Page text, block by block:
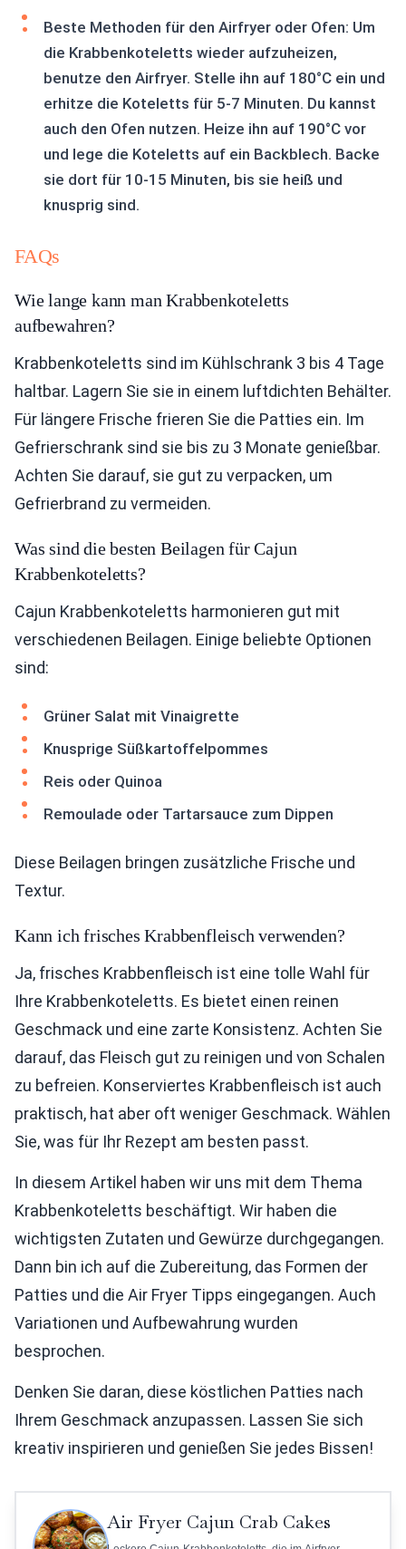
Beste Methoden für den Airfryer oder Ofen: Um
die Krabbenkoteletts wieder aufzuheizen,
benutze den Airfryer. Stelle ihn auf 180°C ein und
erhitze die Koteletts für 5-7 Minuten. Du kannst
auch den Ofen nutzen. Heize ihn auf 190°C vor
und lege die Koteletts auf ein Backblech. Backe
sie dort für 10-15 Minuten, bis sie heiß und
knusprig sind.
FAQs
Wie lange kann man Krabbenkoteletts
aufbewahren?
Krabbenkoteletts sind im Kühlschrank 3 bis 4 Tage
haltbar. Lagern Sie sie in einem luftdichten Behälter.
Für längere Frische frieren Sie die Patties ein. Im
Gefrierschrank sind sie bis zu 3 Monate genießbar.
Achten Sie darauf, sie gut zu verpacken, um
Gefrierbrand zu vermeiden.
Was sind die besten Beilagen für Cajun
Krabbenkoteletts?
Cajun Krabbenkoteletts harmonieren gut mit
verschiedenen Beilagen. Einige beliebte Optionen
sind:
Grüner Salat mit Vinaigrette
Knusprige Süßkartoffelpommes
Reis oder Quinoa
Remoulade oder Tartarsauce zum Dippen
Diese Beilagen bringen zusätzliche Frische und
Textur.
Kann ich frisches Krabbenfleisch verwenden?
Ja, frisches Krabbenfleisch ist eine tolle Wahl für
Ihre Krabbenkoteletts. Es bietet einen reinen
Geschmack und eine zarte Konsistenz. Achten Sie
darauf, das Fleisch gut zu reinigen und von Schalen
zu befreien. Konserviertes Krabbenfleisch ist auch
praktisch, hat aber oft weniger Geschmack. Wählen
Sie, was für Ihr Rezept am besten passt.
In diesem Artikel haben wir uns mit dem Thema
Krabbenkoteletts beschäftigt. Wir haben die
wichtigsten Zutaten und Gewürze durchgegangen.
Dann bin ich auf die Zubereitung, das Formen der
Patties und die Air Fryer Tipps eingegangen. Auch
Variationen und Aufbewahrung wurden
besprochen.
Denken Sie daran, diese köstlichen Patties nach
Ihrem Geschmack anzupassen. Lassen Sie sich
kreativ inspirieren und genießen Sie jedes Bissen!
Air Fryer Cajun Crab Cakes